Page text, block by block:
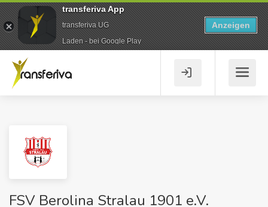
FSV Berolina Stralau 1901 e.V.
transferiva App
transferiva UG
Laden - bei Google Play
Anzeigen